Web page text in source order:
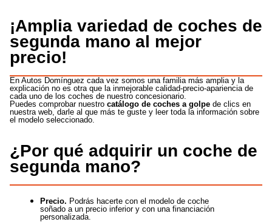
¡Amplia variedad de coches de
segunda mano al mejor
precio!
En Autos Domínguez cada vez somos una familia más amplia y la
explicación no es otra que la inmejorable calidad-precio-apariencia de
cada uno de los coches de nuestro concesionario.
Puedes comprobar nuestro catálogo de coches a golpe de clics en
nuestra web, darle al que más te guste y leer toda la información sobre
el modelo seleccionado.
¿Por qué adquirir un coche de
segunda mano?
Precio. Podrás hacerte con el modelo de coche
soñado a un precio inferior y con una financiación
personalizada.